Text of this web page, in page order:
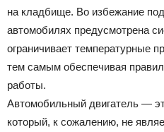
на кладбище. Во избежание
автомобилях предусмотрена
ограничивает температурные
тем самым обеспечивая
работы.
Автомобильный двигатель —
который, к сожалению, не